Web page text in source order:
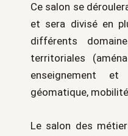
Ce salon se
et sera divisé en
différents
territoriales
enseignement et
géomatique,
Le salon des